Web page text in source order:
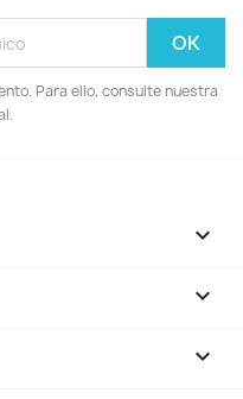
Para ello, consulte nuestra


